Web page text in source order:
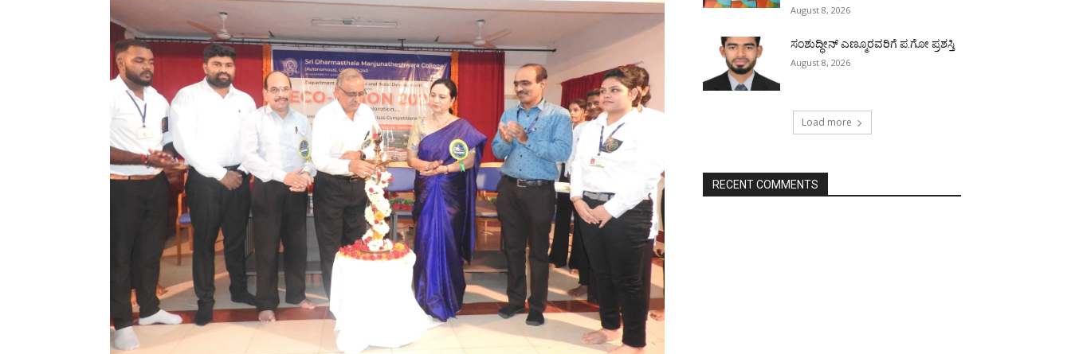
August 8, 2026
ಸಂಶುದ್ಧೀನ್ ಎಣ್ಮೂರವರಿಗೆ ಪ.ಗೋ ಪ್ರಶಸ್ತಿ
August 8, 2026
Load more
RECENT COMMENTS